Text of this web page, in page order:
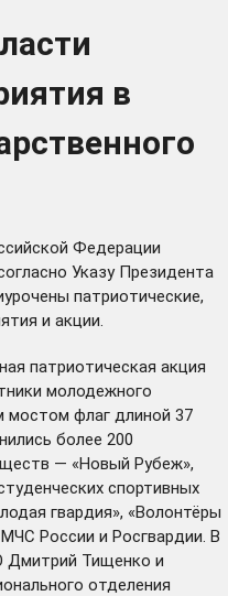
в
Федерации
Указу Президента
патриотические,
и акции.
патриотическая акция
молодежного
мостом флаг длиной 37
более 200
— «Новый Рубеж»,
спортивных
гвардия», «Волонтёры
России и Росгвардии. В
Дмитрий Тищенко и
отделения